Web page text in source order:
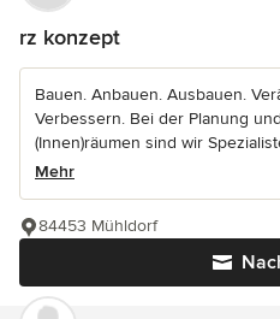
rz konzept
Bauen. Anbauen. Ausbauen.
Verbessern. Bei der Planung
(Innen)räumen sind wir
Mehr
84453 Mühldorf